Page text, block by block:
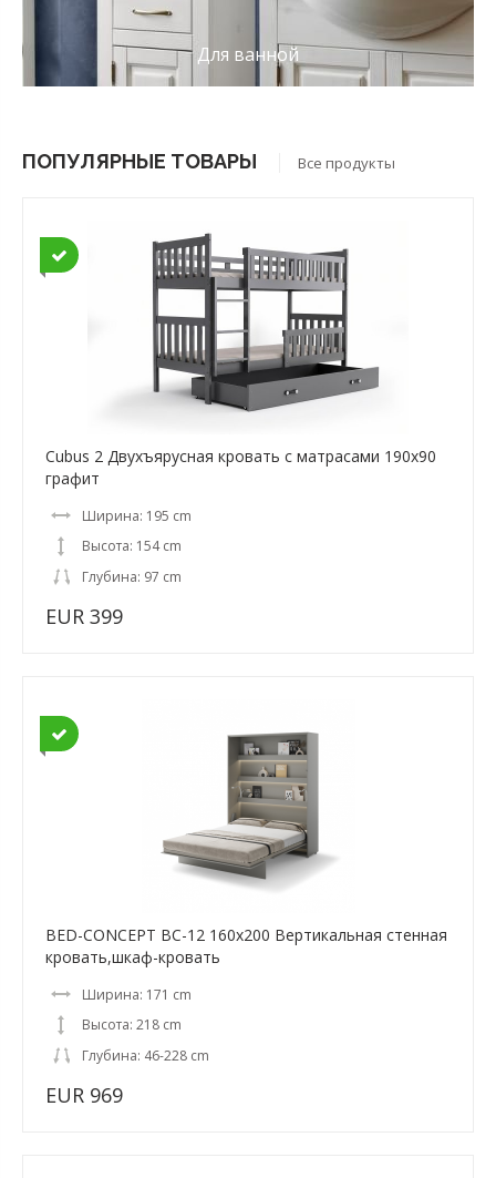
Для ванной
ПОПУЛЯРНЫЕ ТОВАРЫ Все продукты
Cubus 2 Двухъярусная кровать с матрасами 190x90
графит
Ширина: 195 cm
Высота: 154 cm
Глубина: 97 cm
EUR 399
BED-CONCEPT BC-12 160x200 Вертикальная cтенная
кровать,шкаф-кровать
Ширина: 171 cm
Высота: 218 cm
Глубина: 46-228 cm
EUR 969